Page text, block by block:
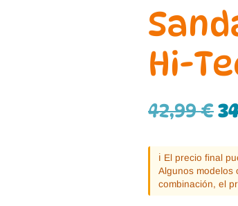
Crecendo
Hi-
42,99€
ℹ️ El precio final
Algunos
combinación, el